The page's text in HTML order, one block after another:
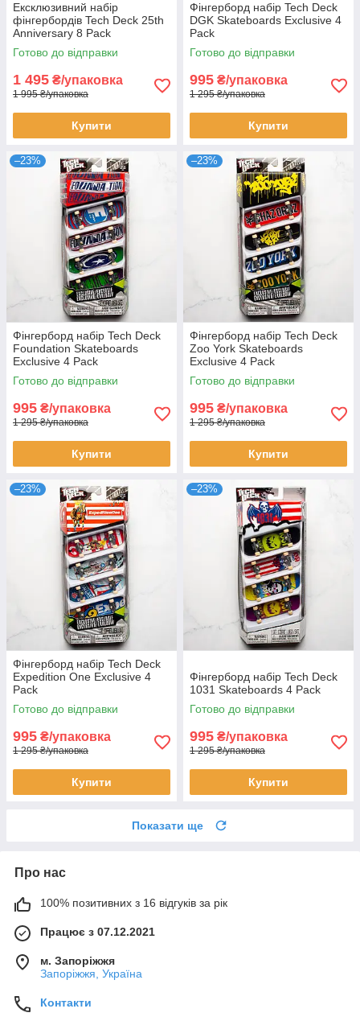
Ексклюзивний набір
фінгербордів Tech Deck 25th
Anniversary 8 Pack
Готово до відправки
1 495 ₴/упаковка
1 995 ₴/упаковка
Купити
Фінгерборд набір Tech Deck
DGK Skateboards Exclusive 4
Pack
Готово до відправки
995 ₴/упаковка
1 295 ₴/упаковка
Купити
–23%
Фінгерборд набір Tech Deck
Foundation Skateboards
Exclusive 4 Pack
Готово до відправки
995 ₴/упаковка
1 295 ₴/упаковка
Купити
–23%
Фінгерборд набір Tech Deck
Zoo York Skateboards
Exclusive 4 Pack
Готово до відправки
995 ₴/упаковка
1 295 ₴/упаковка
Купити
–23%
Фінгерборд набір Tech Deck
Expedition One Exclusive 4
Pack
Готово до відправки
995 ₴/упаковка
1 295 ₴/упаковка
Купити
–23%
Фінгерборд набір Tech Deck
1031 Skateboards 4 Pack
Готово до відправки
995 ₴/упаковка
1 295 ₴/упаковка
Купити
Показати ще
Про нас
100% позитивних з 16 відгуків за рік
Працює з 07.12.2021
м. Запоріжжя
Запоріжжя, Україна
Контакти